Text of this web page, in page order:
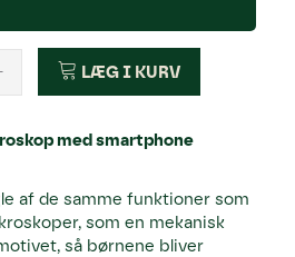
LÆG I KURV
med smartphone
af de samme funktioner som
som en mekanisk
så børnene bliver